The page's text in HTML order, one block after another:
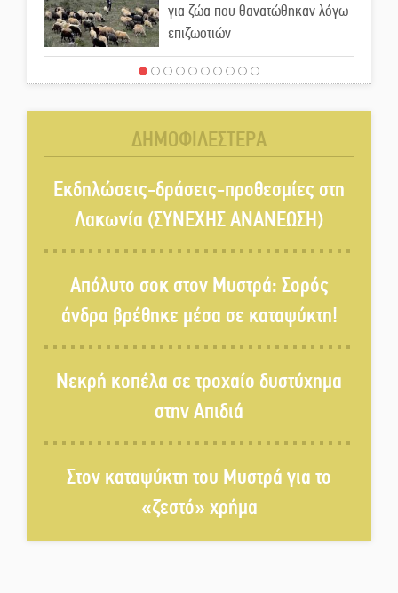
για ζώα που θανατώθηκαν λόγω
επιζωοτιών
Η ψυχολογία της ανατροπής στο
Ένα «ταξίδι» τέχνης και
χρωμάτων στη Νεάπολη
Τα Λαγκάδια κρατούν ζωντανή
την τέχνη της πέτρας
δίνει «χρώμα» στον Αύγουστο
του Λαχίου
Χασισοφυτεία στην
ΔΗΜΟΦΙΛΕΣΤΕΡΑ
Εκδηλώσεις-δράσεις-προθεσμίες στη
Λακωνία (ΣΥΝΕΧΗΣ ΑΝΑΝΕΩΣΗ)
Απόλυτο σοκ στον Μυστρά: Σορός
άνδρα βρέθηκε μέσα σε καταψύκτη!
Νεκρή κοπέλα σε τροχαίο δυστύχημα
στην Απιδιά
Στον καταψύκτη του Μυστρά για το
«ζεστό» χρήμα